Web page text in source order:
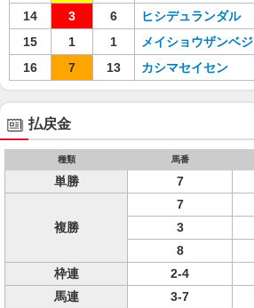
14
3 6 ヒシデュランダル
15
1 1 メイショウザンベジ
16
7 13 カシマセイセン
払戻金
種類 馬番
単勝 7
複勝
7
3
8
枠連
2-4
馬連
3-7